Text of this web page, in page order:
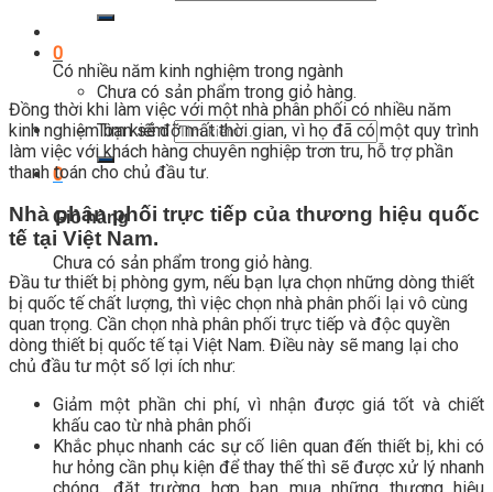
0
Chưa có sản phẩm trong giỏ hàng.
Tìm kiếm:
0
Giỏ hàng
Chưa có sản phẩm trong giỏ hàng.
Có nhiều năm kinh nghiệm trong ngành
Đồng thời khi làm việc với một nhà phân phối có nhiều năm
kinh nghiệm bạn sẽ đỡ mất thời gian, vì họ đã có một quy trình
làm việc với khách hàng chuyên nghiệp trơn tru, hỗ trợ phần
thanh toán cho chủ đầu tư.
Nhà phân phối trực tiếp của thương hiệu quốc
tế tại Việt Nam.
Đầu tư thiết bị phòng gym, nếu bạn lựa chọn những dòng thiết
bị quốc tế chất lượng, thì việc chọn nhà phân phối lại vô cùng
quan trọng. Cần chọn nhà phân phối trực tiếp và độc quyền
dòng thiết bị quốc tế tại Việt Nam. Điều này sẽ mang lại cho
chủ đầu tư một số lợi ích như:
Giảm một phần chi phí, vì nhận được giá tốt và chiết
khấu cao từ nhà phân phối
Khắc phục nhanh các sự cố liên quan đến thiết bị, khi có
hư hỏng cần phụ kiện để thay thế thì sẽ được xử lý nhanh